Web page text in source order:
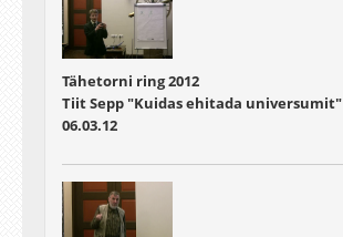
Tähetorni ring 2012
Tiit Sepp "Kuidas ehitada universumit"
06.03.12